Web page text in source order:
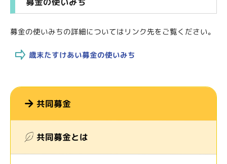
募金の使いみちの詳細についてはリンク先をご覧ください。
歳末たすけあい募金の使いみち
共同募金
共同募金とは